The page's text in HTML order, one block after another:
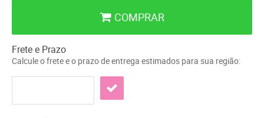
COMPRAR
Frete e Prazo
Calcule o frete e o prazo de entrega estimados para sua região: